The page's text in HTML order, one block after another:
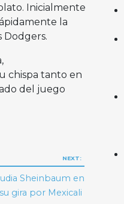
Inicialmente
la
Dodgers.
chispa tanto en
del juego
NEXT:
Sheinbaum en
su gira por Mexicali